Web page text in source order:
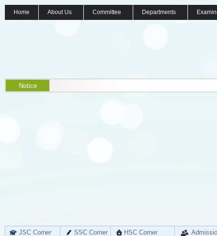
Home About Us Committee Departments
Notice
JSC Corner SSC Corner HSC Corner